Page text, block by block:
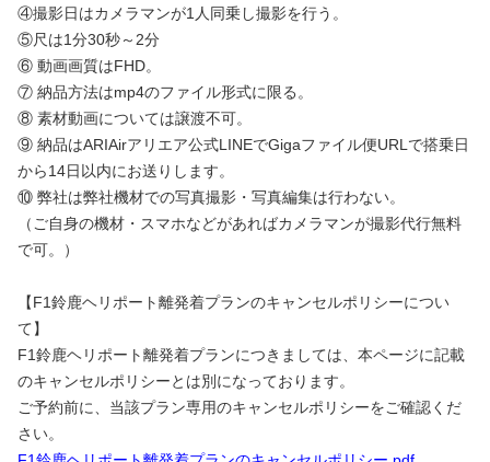
④撮影日はカメラマンが1人同乗し撮影を行う。
⑤尺は1分30秒～2分
⑥ 動画画質はFHD。
⑦ 納品方法はmp4のファイル形式に限る。
⑧ 素材動画については譲渡不可。
⑨ 納品はARIAirアリエア公式LINEでGigaファイル便URLで搭乗日
から14日以内にお送りします。
⑩ 弊社は弊社機材での写真撮影・写真編集は行わない。
（ご自身の機材・スマホなどがあればカメラマンが撮影代行無料
で可。）
【F1鈴鹿ヘリポート離発着プランのキャンセルポリシーについ
て】
F1鈴鹿ヘリポート離発着プランにつきましては、本ページに記載
のキャンセルポリシーとは別になっております。
ご予約前に、当該プラン専用のキャンセルポリシーをご確認くだ
さい。